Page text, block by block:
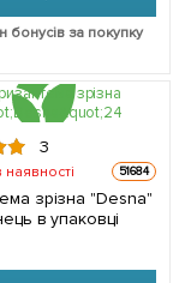
бонусів за покупку
3
51684
зрізна "Desna"
в упаковці